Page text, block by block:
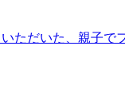
ただいた、親子で